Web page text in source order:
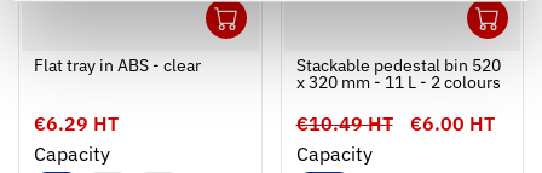
Add to cart
Fermer
Flat tray in ABS - clear
€6.29 HT
Capacity
Ouvrir
Stackable pedestal bin 520
x 320 mm - 11 L - 2 colours
€10.49 HT
€6.00 HT
Capacity